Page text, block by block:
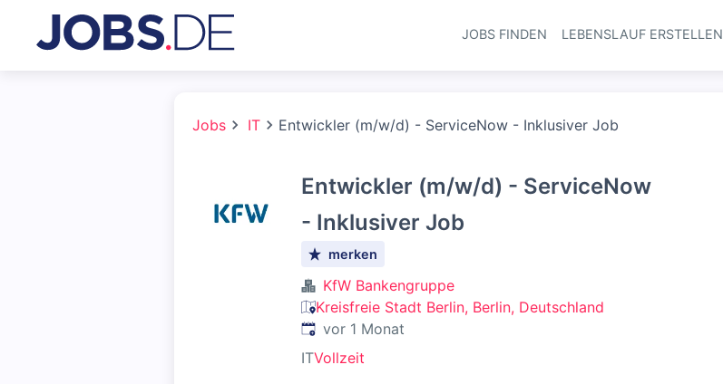
JOBS FINDEN LEBENSLAUF ERSTELLEN
Jobs IT Entwickler (m/w/d) - ServiceNow - Inklusiver Job
Entwickler (m/w/d) - ServiceNow
- Inklusiver Job
merken
KfW Bankengruppe
Kreisfreie Stadt Berlin, Berlin, Deutschland
Veröffentlicht:
vor 1 Monat
ITVollzeit